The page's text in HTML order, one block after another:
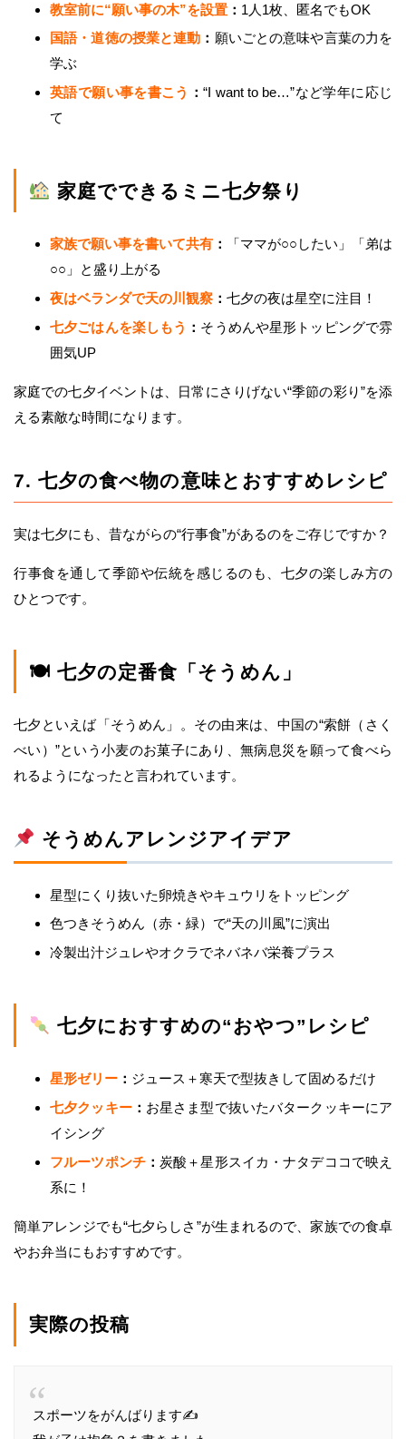
教室前に“願い事の木”を設置 ： 1人1枚、匿名でもOK
国語・道徳の授業と連動 ： 願いごとの意味や言葉の力を
学ぶ
英語で願い事を書こう ：“I want to be…”など学年に応じ
て
家庭でできるミニ七夕祭り
家族で願い事を書いて共有 ：
「ママが○○したい」「弟は
○○」と盛り上がる
夜はベランダで天の川観察 ： 七夕の夜は星空に注目！
七夕ごはんを楽しもう ： そうめんや星形トッピングで雰
囲気UP
家庭での七夕イベントは、日常にさりげない“季節の彩り”を添
える素敵な時間になります。
7. 七夕の食べ物の意味とおすすめレシピ
実は七夕にも、昔ながらの“行事食”があるのをご存じですか？
行事食を通して季節や伝統を感じるのも、七夕の楽しみ方の
ひとつです。
🍽 七夕の定番食「そうめん」
七夕といえば「そうめん」。その由来は、中国の“索餅（さく
べい）”という小麦のお菓子にあり、無病息災を願って食べら
れるようになったと言われています。
そうめんアレンジアイデア
星型にくり抜いた卵焼きやキュウリをトッピング
色つきそうめん（赤・緑）で“天の川風”に演出
冷製出汁ジュレやオクラでネバネバ栄養プラス
七夕におすすめの“おやつ”レシピ
星形ゼリー ： ジュース＋寒天で型抜きして固めるだけ
七夕クッキー： お星さま型で抜いたバタークッキーにア
イシング
フルーツポンチ： 炭酸＋星形スイカ・ナタデココで映え
系に！
簡単アレンジでも“七夕らしさ”が生まれるので、家族での食卓
やお弁当にもおすすめです。
実際の投稿
スポーツをがんばります✍️